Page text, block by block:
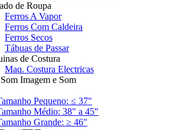
de Roupa
Ferros A Vapor
Ferros Com Caldeira
Ferros Secos
Tábuas de Passar
de Costura
Maq. Costura Electricas
Imagem e Som
Pequeno: ≤ 37"
Médio: 38" a 45"
Grande: ≥ 46"